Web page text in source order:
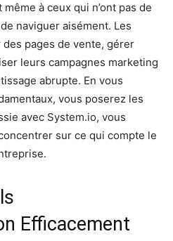
à ceux qui n’ont pas de
naviguer aisément. Les
pages de vente, gérer
leurs campagnes marketing
abrupte. En vous
vous poserez les
avec System.io, vous
sur ce qui compte le
Efficacement